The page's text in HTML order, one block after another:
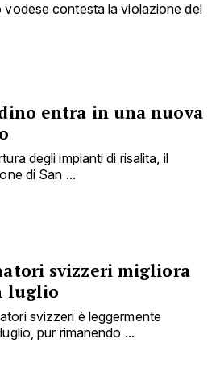
vodese contesta la violazione del
entra in una nuova
degli impianti di risalita, il
di San ...
svizzeri migliora
luglio
svizzeri è leggermente
pur rimanendo ...